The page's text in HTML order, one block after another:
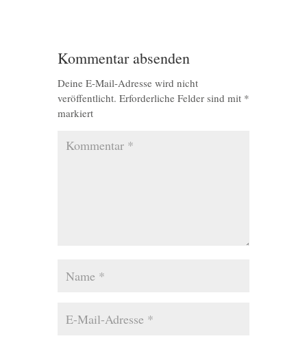
Kommentar absenden
Deine E-Mail-Adresse wird nicht
veröffentlicht. Erforderliche Felder sind mit *
markiert